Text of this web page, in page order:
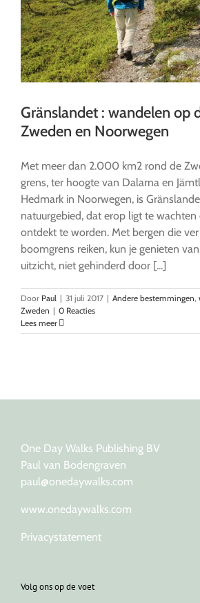
Gränslandet : wandelen op
Zweden en Noorwegen
Met meer dan 2.000 km2 rond de
grens, ter hoogte van Dalarna en
Hedmark in Noorwegen, is
natuurgebied, dat erop ligt te
ontdekt te worden. Met bergen die
boomgrens reiken, kun je genieten
uitzicht, niet gehinderd door [...]
Door Paul | 31 juli 2017 | Andere bestemmingen,
Zweden | 0 Reacties
Lees meer
One Day Walks Publishing BV
Paul van Bodengraven
paul@onedaywalks.com
www.onedaywalks.com
Privacystatement
Volg ons op de voet